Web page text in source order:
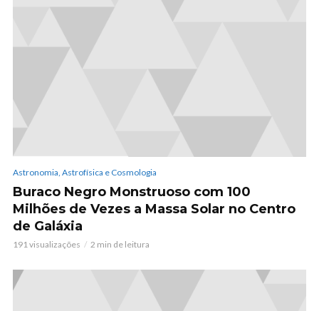
Astronomia, Astrofísica e Cosmologia
Buraco Negro Monstruoso com 100
Milhões de Vezes a Massa Solar no Centro
de Galáxia
191 visualizações 2 min de leitura